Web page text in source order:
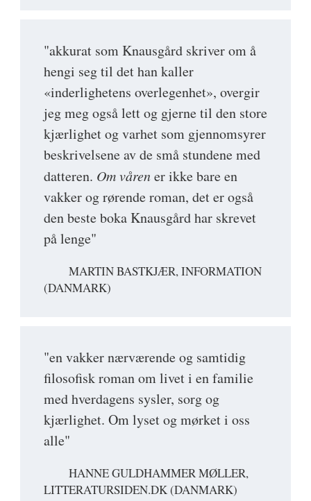
"akkurat som Knausgård skriver om å
hengi seg til det han kaller
«inderlighetens overlegenhet», overgir
jeg meg også lett og gjerne til den store
kjærlighet og varhet som gjennomsyrer
beskrivelsene av de små stundene med
datteren. Om vårener ikke bare en
vakker og rørende roman, det er også
den beste boka Knausgård har skrevet
på lenge"
MARTIN BASTKJÆR, INFORMATION
(DANMARK)
"en vakker nærværende og samtidig
filosofisk roman om livet i en familie
med hverdagens sysler, sorg og
kjærlighet. Om lyset og mørket i oss
alle"
HANNE GULDHAMMER MØLLER,
LITTERATURSIDEN.DK (DANMARK)